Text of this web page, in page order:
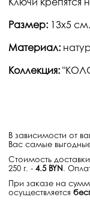
Ключи крепятся
Размер: 13х5 см.
Материал:
Коллекция:
В зависимости от
Вас самые
Стоимость
250 г. -4.5 BYN.
При заказе на
осуществляется